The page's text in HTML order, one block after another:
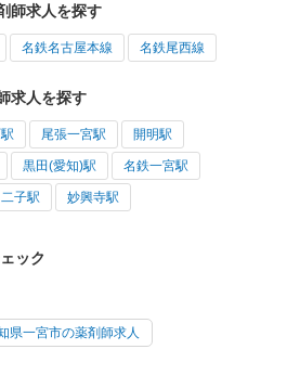
師求人を探す
名鉄名古屋本線 名鉄尾西線
求人を探す
尾張一宮駅 開明駅
黒田(愛知)駅 名鉄一宮駅
二子駅 妙興寺駅
ック
県一宮市の薬剤師求人